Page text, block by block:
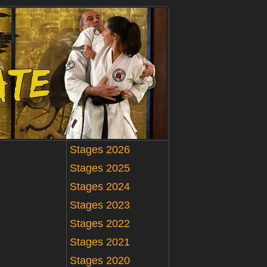
Stages 2026
Stages 2025
Stages 2024
Stages 2023
Stages 2022
Stages 2021
Stages 2020